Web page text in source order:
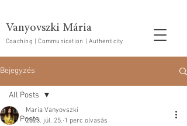
Vanyovszki Mária
Coaching | Communication | Authenticity
Bejegyzés
All Posts
All Posts
Maria Vanyovszki
2023. júl. 25. 1 perc olvasás